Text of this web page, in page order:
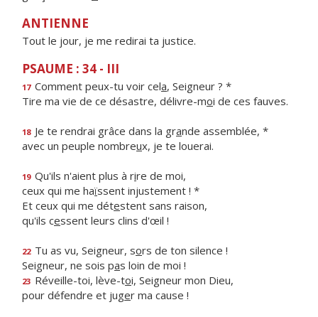
ANTIENNE
Tout le jour, je me redirai ta justice.
PSAUME : 34 - III
17 Comment peux-tu voir cela, Seigneur ? *
Tire ma vie de ce désastre, délivre-moi de ces fauves.
18 Je te rendrai grâce dans la grande assemblée, *
avec un peuple nombreux, je te louerai.
19 Qu'ils n'aient plus à rire de moi,
ceux qui me haïssent injustement ! *
Et ceux qui me détestent sans raison,
qu'ils cessent leurs clins d'œil !
22 Tu as vu, Seigneur, sors de ton silence !
Seigneur, ne sois pas loin de moi !
23 Réveille-toi, lève-toi, Seigneur mon Dieu,
pour défendre et juger ma cause !